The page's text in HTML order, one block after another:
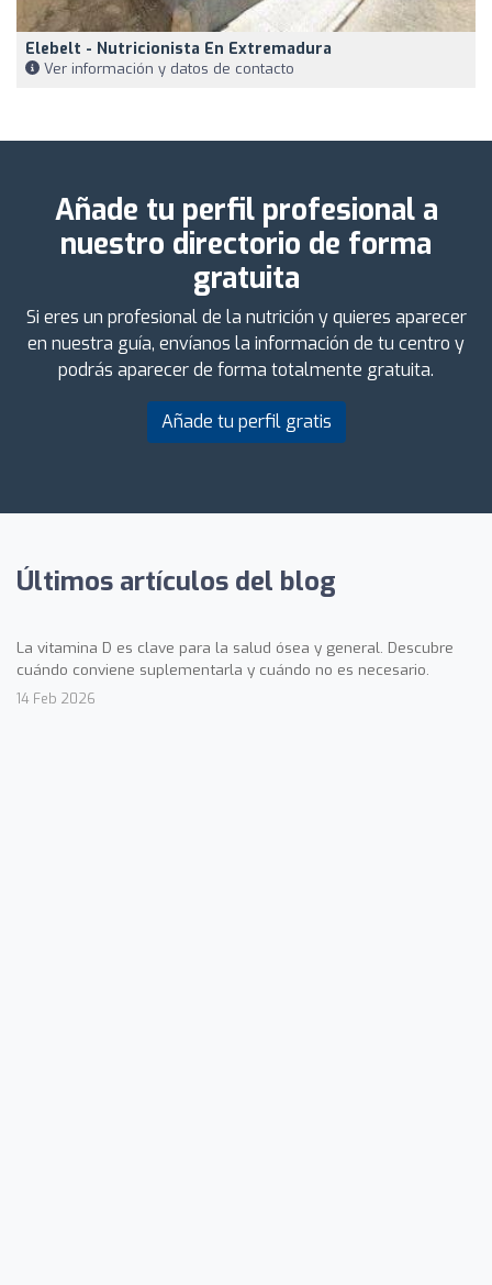
Elebelt - Nutricionista En Extremadura
Ver información y datos de contacto
Añade tu perfil profesional a
nuestro directorio de forma
gratuita
Si eres un profesional de la nutrición y quieres aparecer
en nuestra guía, envíanos la información de tu centro y
podrás aparecer de forma totalmente gratuita.
Añade tu perfil gratis
Últimos artículos del blog
La vitamina D es clave para la salud ósea y general. Descubre
cuándo conviene suplementarla y cuándo no es necesario.
14 Feb 2026